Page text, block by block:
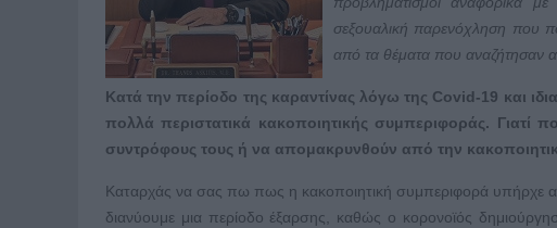
σεξουαλική παρενόχληση που
από τα θέματα που αναζήτησαν
Κατά την περίοδο της καραντίνας λόγω της Covid-19 και
πολλά περιστατικά κακοποιητικής συμπεριφοράς. Γιατί
συντρόφους τους ή να απομακρυνθούν από την
Καταρχάς να σας πω πως η κακοποιητική συμπεριφορά υπήρχε
διανύουμε μια περίοδο έξαρσης, καθώς ο κορονοϊός